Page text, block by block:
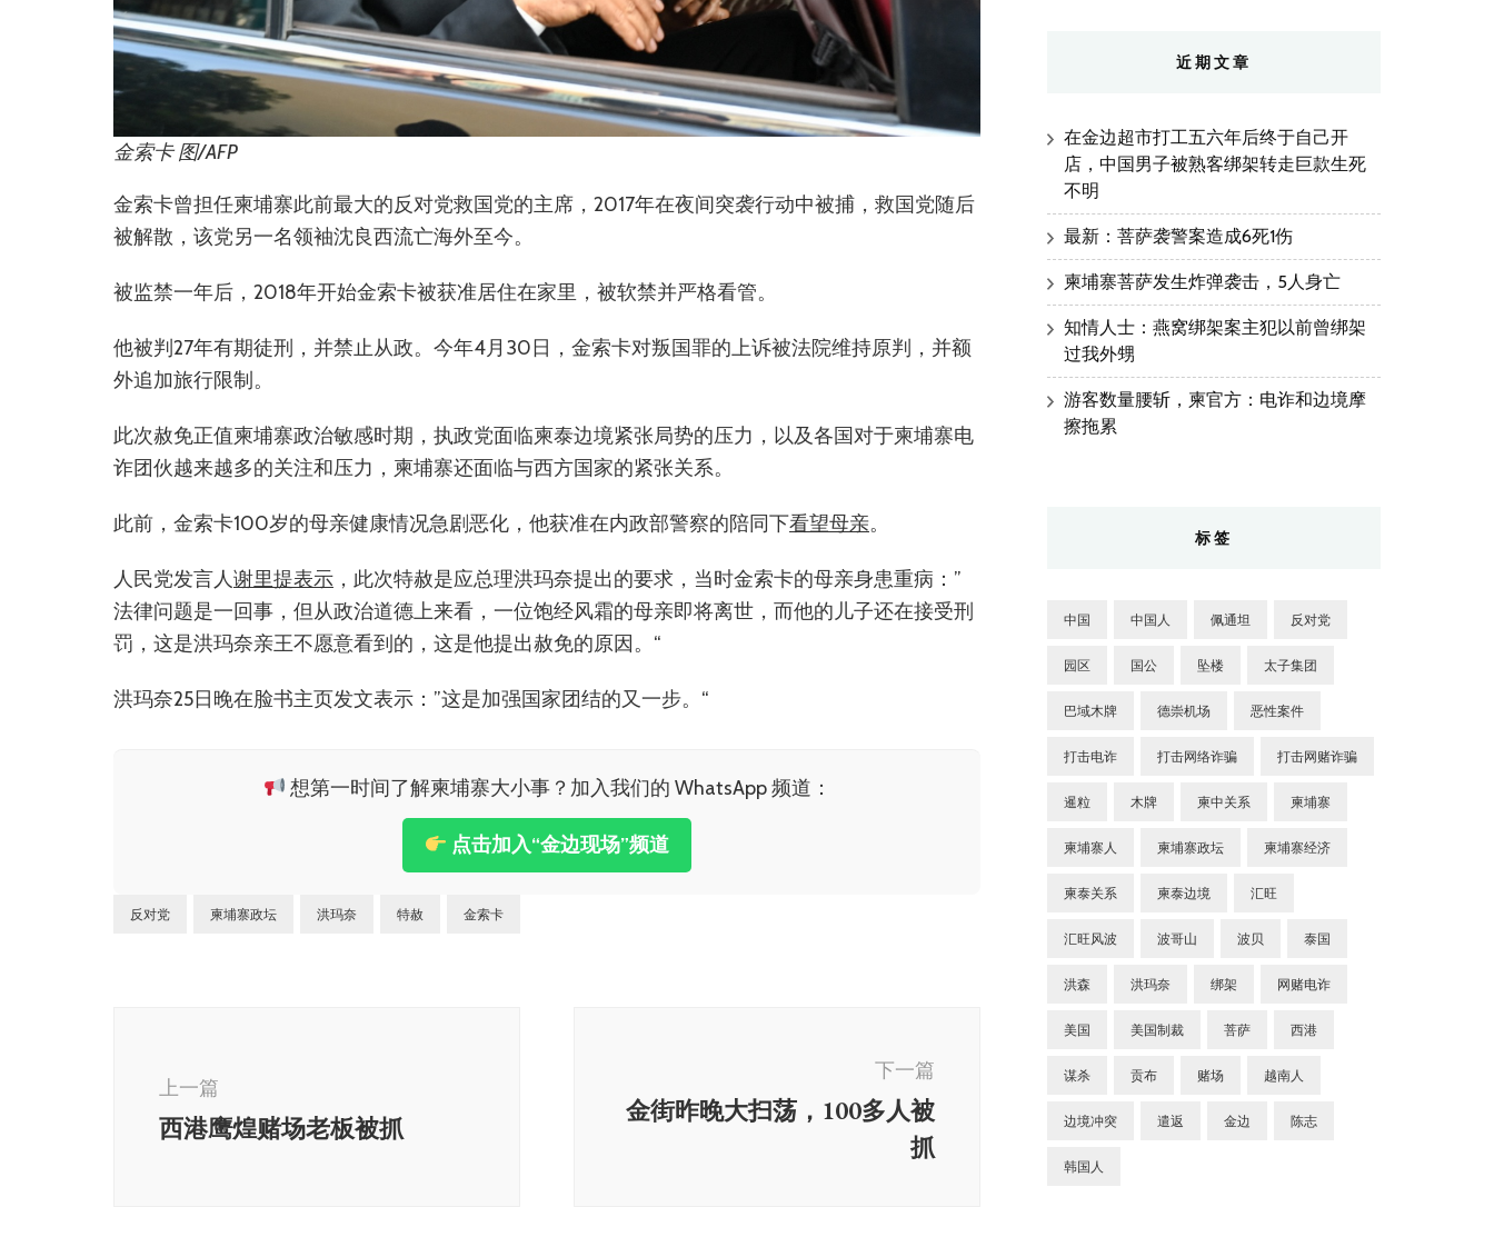
金索卡 图/AFP
金索卡曾担任柬埔寨此前最大的反对党救国党的主席，2017年在夜间突袭行动中被捕，救国党随后
被解散，该党另一名领袖沈良西流亡海外至今。
被监禁一年后，2018年开始金索卡被获准居住在家里，被软禁并严格看管。
他被判27年有期徒刑，并禁止从政。今年4月30日，金索卡对叛国罪的上诉被法院维持原判，并额
外追加旅行限制。
此次赦免正值柬埔寨政治敏感时期，执政党面临柬泰边境紧张局势的压力，以及各国对于柬埔寨电
诈团伙越来越多的关注和压力，柬埔寨还面临与西方国家的紧张关系。
此前，金索卡100岁的母亲健康情况急剧恶化，他获准在内政部警察的陪同下看望母亲。
人民党发言人谢里提表示 ，此次特赦是应总理洪玛奈提出的要求，当时金索卡的母亲身患重病：”
法律问题是一回事，但从政治道德上来看，一位饱经风霜的母亲即将离世，而他的儿子还在接受刑
罚，这是洪玛奈亲王不愿意看到的，这是他提出赦免的原因。“
洪玛奈25日晚在脸书主页发文表示：”这是加强国家团结的又一步。“
想第一时间了解柬埔寨大小事？加入我们的 WhatsApp 频道：
点击加入“金边现场”频道
反对党 柬埔寨政坛 洪玛奈 特赦 金索卡
上一篇
西港鹰煌赌场老板被抓
下一篇
金街昨晚大扫荡，100多人被
抓
近期文章
在金边超市打工五六年后终于自己开
店，中国男子被熟客绑架转走巨款生死
不明
最新：菩萨袭警案造成6死1伤
柬埔寨菩萨发生炸弹袭击，5人身亡
知情人士：燕窝绑架案主犯以前曾绑架
过我外甥
游客数量腰斩，柬官方：电诈和边境摩
擦拖累
标签
中国 中国人 佩通坦 反对党
园区 国公 坠楼 太子集团
巴域木牌 德崇机场 恶性案件
打击电诈 打击网络诈骗 打击网赌诈骗
暹粒 木牌 柬中关系 柬埔寨
柬埔寨人 柬埔寨政坛 柬埔寨经济
柬泰关系 柬泰边境 汇旺
汇旺风波 波哥山 波贝 泰国
洪森 洪玛奈 绑架 网赌电诈
美国 美国制裁 菩萨 西港
谋杀 贡布 赌场 越南人
边境冲突 遣返 金边 陈志
韩国人